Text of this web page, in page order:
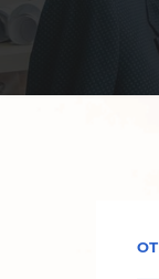
ОТ